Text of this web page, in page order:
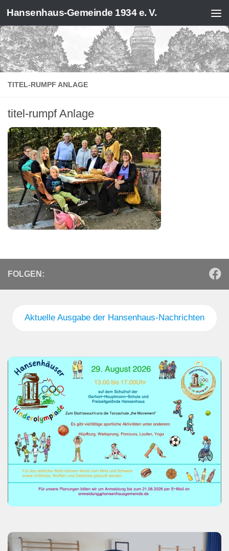
Zum Inhalt springen
Hansenhaus-Gemeinde 1934 e. V.
TITEL-RUMPF ANLAGE
titel-rumpf Anlage
FOLGEN:
Aktuelle Ausgabe der Hansenhaus-Nachrichten